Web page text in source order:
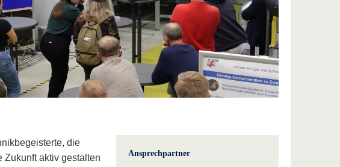
die
Zukunft aktiv gestalten
Ansprechpartner